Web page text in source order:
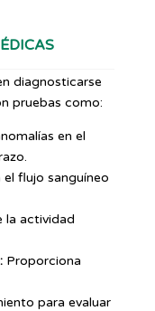
diagnosticarse
pruebas como:
en el
el flujo sanguíneo
actividad
Proporciona
para evaluar